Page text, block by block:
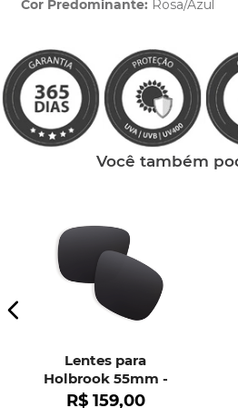
Cor Predominante: Rosa/Azul
Você também
Lentes para
Holbrook 55mm -
OO9102
R$ 159,00